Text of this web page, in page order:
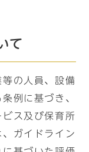
て
の人員、設備
例に基づき、
ス及び保育所
ガイドライン